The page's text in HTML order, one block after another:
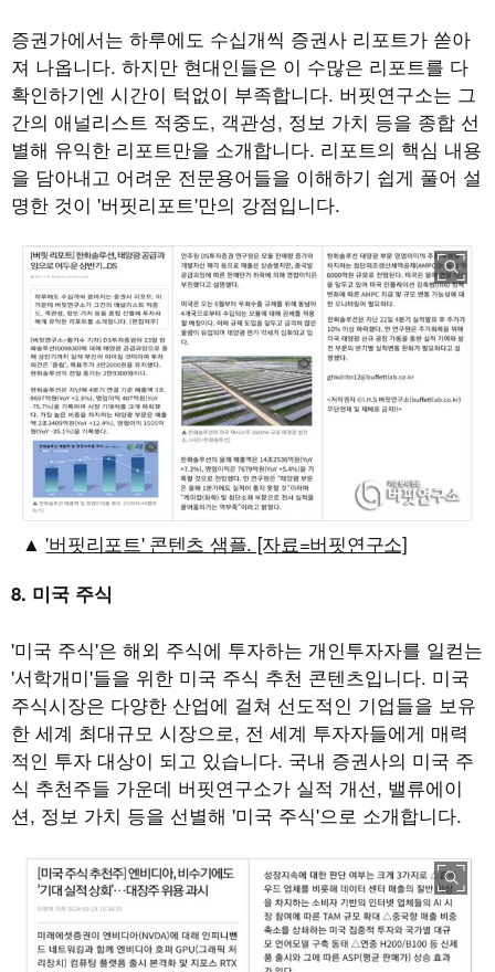
증권가에서는 하루에도 수십개씩 증권사 리포트가 쏟아
져 나옵니다. 하지만 현대인들은 이 수많은 리포트를 다
확인하기엔 시간이 턱없이 부족합니다. 버핏연구소는 그
간의 애널리스트 적중도, 객관성, 정보 가치 등을 종합 선
별해 유익한 리포트만을 소개합니다. 리포트의 핵심 내용
을 담아내고 어려운 전문용어들을 이해하기 쉽게 풀어 설
명한 것이 '버핏리포트'만의 강점입니다.
'버핏리포트' 콘텐츠 샘플. [자료=버핏연구소]
8. 미국 주식
'미국 주식'은 해외 주식에 투자하는 개인투자자를 일컫는
'서학개미'들을 위한 미국 주식 추천 콘텐츠입니다. 미국
주식시장은 다양한 산업에 걸쳐 선도적인 기업들을 보유
한 세계 최대규모 시장으로, 전 세계 투자자들에게 매력
적인 투자 대상이 되고 있습니다. 국내 증권사의 미국 주
식 추천주들 가운데 버핏연구소가 실적 개선, 밸류에이
션, 정보 가치 등을 선별해 '미국 주식'으로 소개합니다.